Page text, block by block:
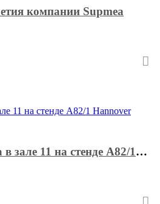
компании Supmea
Встречайте Supmea в зале 11 на стенде A82/1 Hannover Messe.